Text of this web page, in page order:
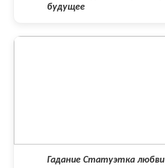
будущее
Гадание Статуэтка любви